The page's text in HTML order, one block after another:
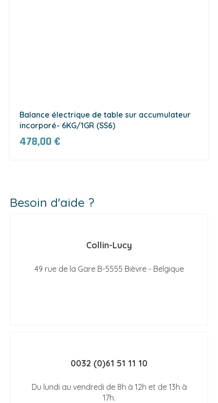
Balance électrique de table sur accumulateur
incorporé- 6KG/1GR (SS6)
478,00 €
Besoin d'aide ?
Collin-Lucy
49 rue de la Gare B-5555 Bièvre - Belgique
0032 (0)61 51 11 10
Du lundi au vendredi de 8h à 12h et de 13h à
17h.